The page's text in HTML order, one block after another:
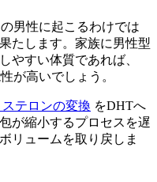
男性に起こるわけでは
たします。家族に男性型
やすい体質であれば、
が高いでしょう。
テロンの変換 をDHTへ
が縮小するプロセスを遅
リュームを取り戻しま